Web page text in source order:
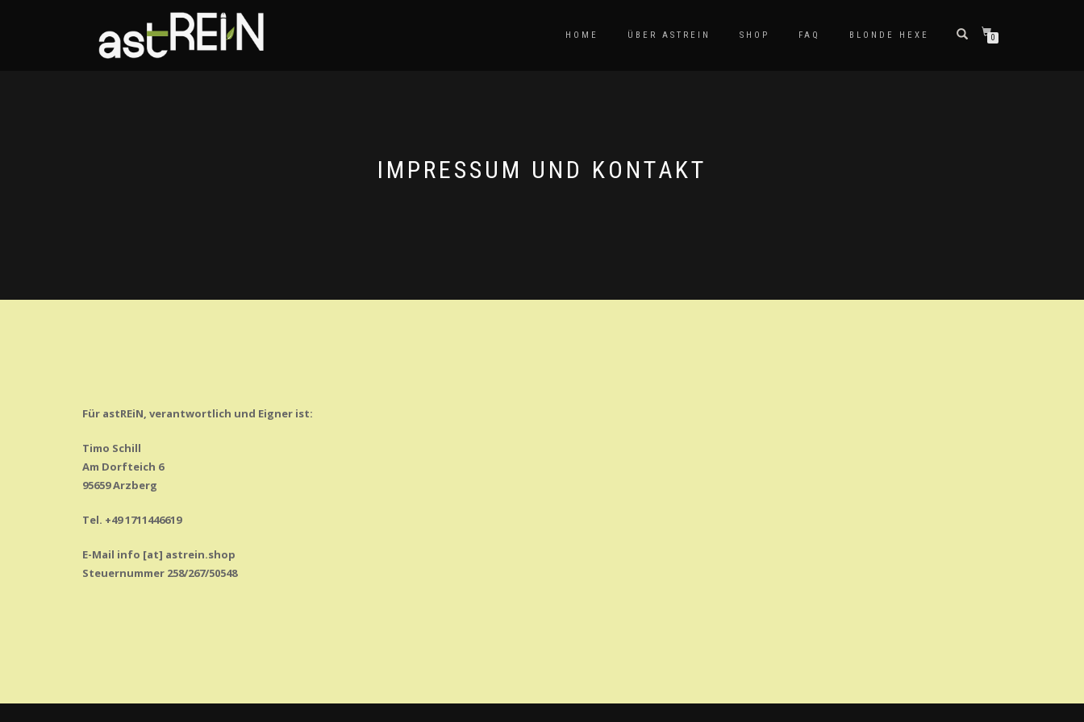
HOME ÜBER ASTREIN SHOP FAQ BLONDE HEXE 0
IMPRESSUM UND KONTAKT
Für astREiN, verantwortlich und Eigner ist:
Timo Schill
Am Dorfteich 6
95659 Arzberg
Tel. +49 1711446619
E-Mail info [at] astrein.shop
Steuernummer 258/267/50548